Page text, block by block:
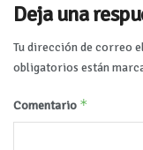
Deja una
Tu dirección de correo
obligatorios están
Comentario *